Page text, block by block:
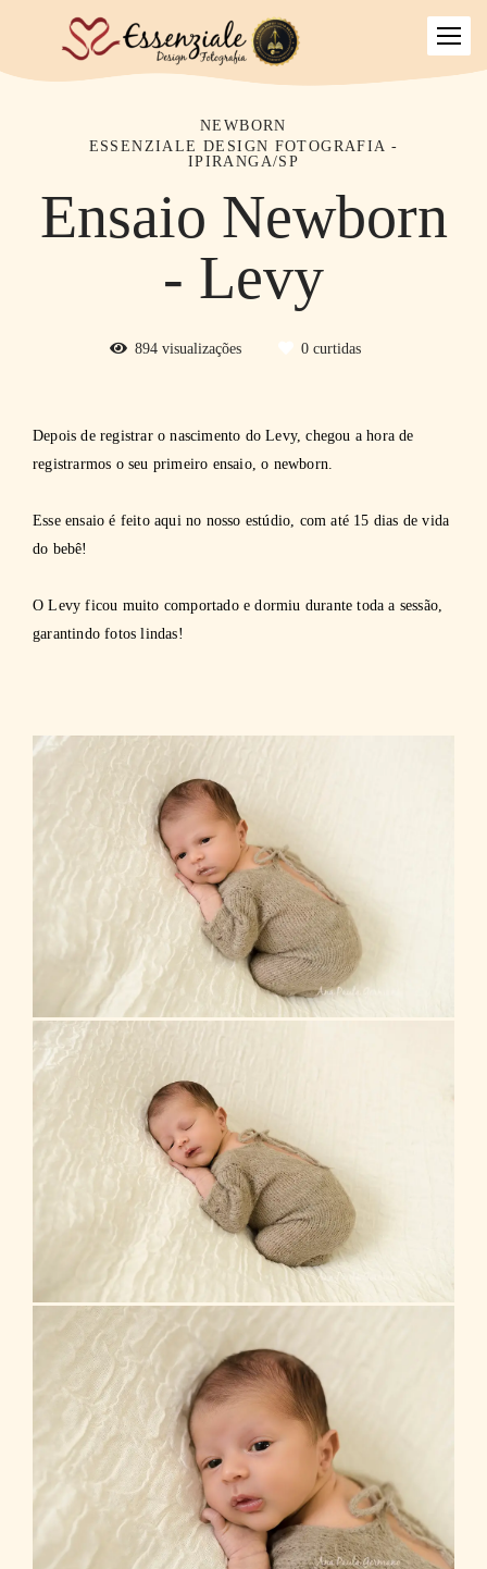
NEWBORN
ESSENZIALE DESIGN FOTOGRAFIA -
IPIRANGA/SP
Ensaio Newborn
- Levy
894 visualizações 0 curtidas
Depois de registrar o nascimento do Levy, chegou a hora de
registrarmos o seu primeiro ensaio, o newborn.
Esse ensaio é feito aqui no nosso estúdio, com até 15 dias de vida
do bebê!
O Levy ficou muito comportado e dormiu durante toda a sessão,
garantindo fotos lindas!